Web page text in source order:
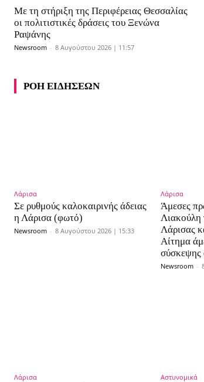
Με τη στήριξη της Περιφέρειας Θεσσαλίας
οι πολιτιστικές δράσεις του Ξενώνα
Ραψάνης
Newsroom - 8 Αυγούστου 2026 | 11:57
ΡΟΗ ΕΙΔΗΣΕΩΝ
Λάρισα
Σε ρυθμούς καλοκαιρινής άδειας
η Λάρισα (φωτό)
Newsroom - 8 Αυγούστου 2026 | 15:33
Λάρισα
Άμεσες
Λιακούλη
Λάρισας
Αίτημα
σύσκεψης
Newsroom -
Λάρισα Αστυνομικά